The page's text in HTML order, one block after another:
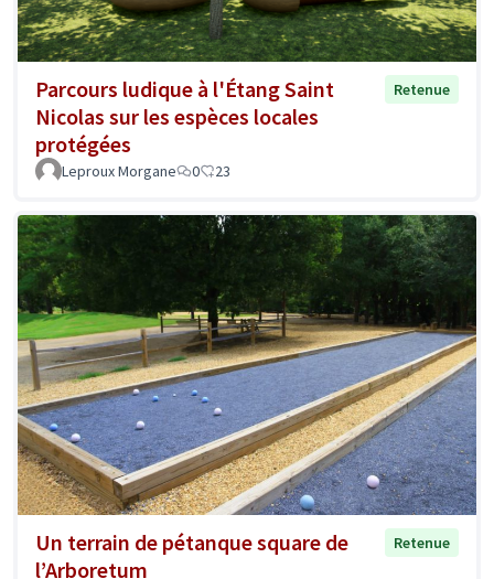
Parcours ludique à l'Étang Saint
Nicolas sur les espèces locales
protégées
Retenue
Leproux Morgane 0 23
Un terrain de pétanque square de
l’Arboretum
Retenue